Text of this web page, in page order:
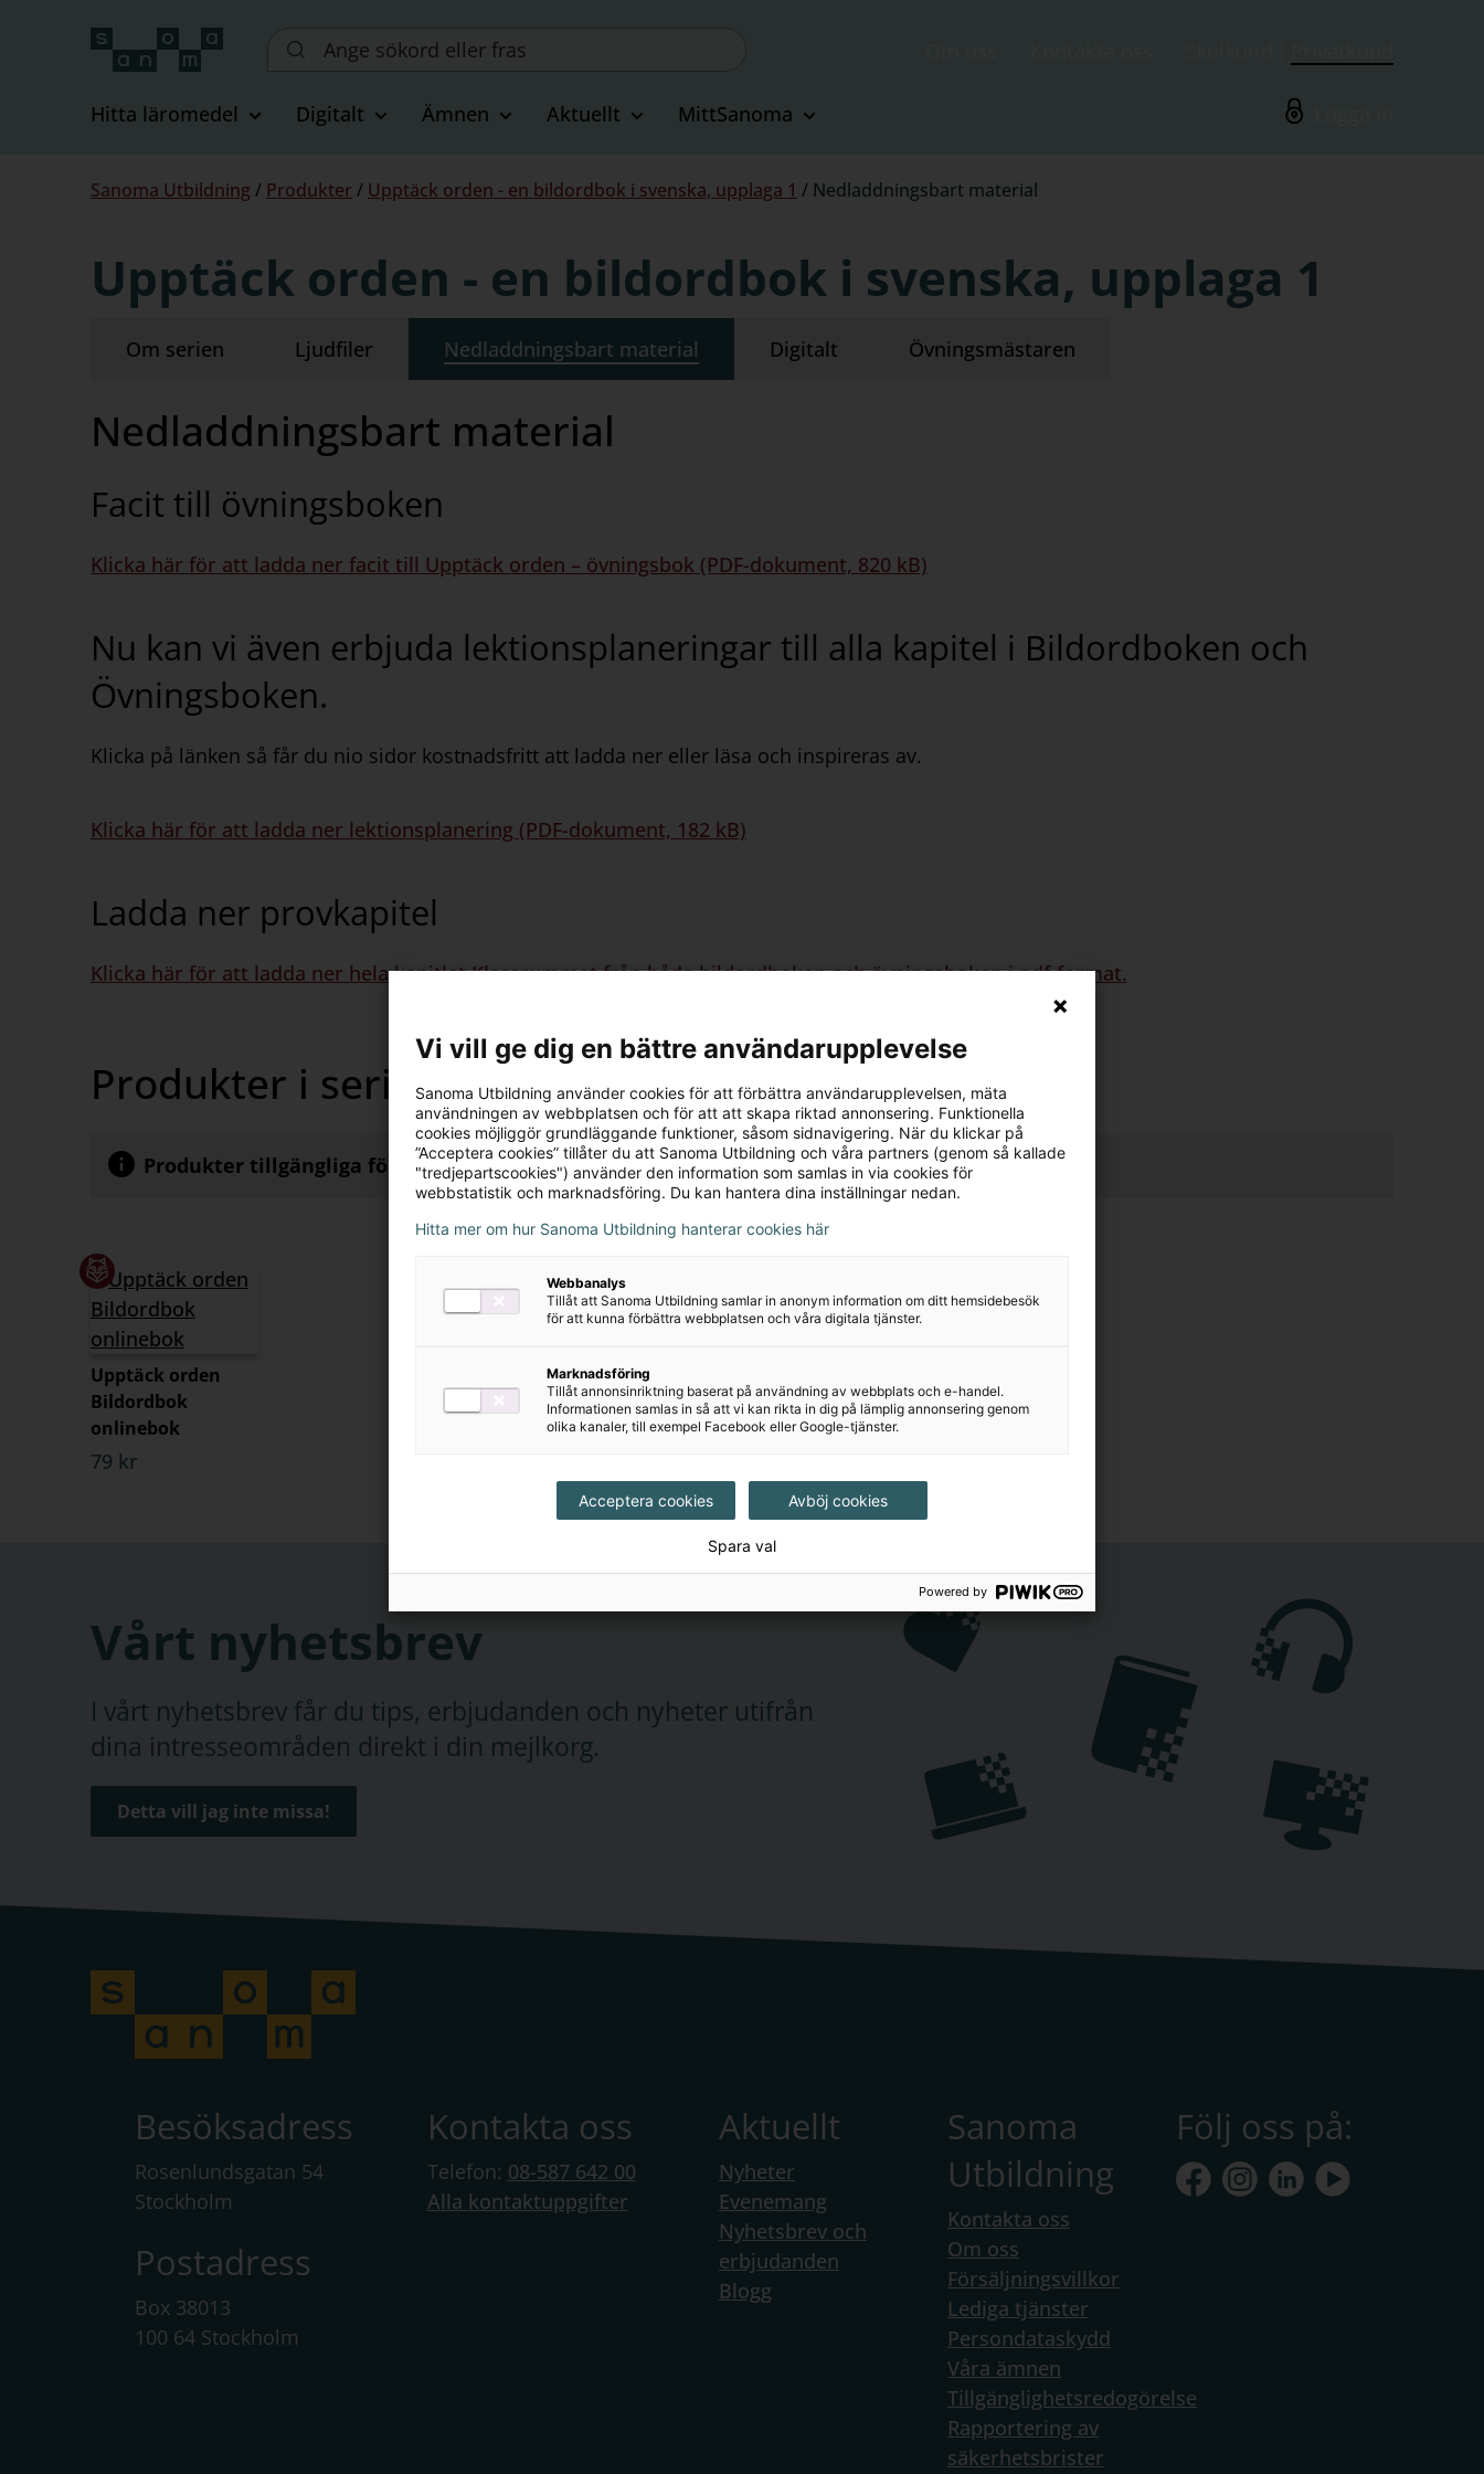
Sök
webbplatsen::
Hitta läromedel Digitalt Ämnen Aktuellt MittSanoma
Du
Sanoma Utbildning / Produkter / Upptäck orden - en bildordbok i svenska, upplaga 1 / Nedladdningsbart material
Upptäck orden - en bildordbok i svenska, upplaga 1
Om serien Ljudfiler Nedladdningsbart material Digitalt Övningsmästaren
Nedladdningsbart material
Facit till övningsboken
Klicka här för att ladda ner facit till Upptäck orden – övningsbok (PDF-dokument, 820 kB)
Nu kan vi även erbjuda lektionsplaneringar till alla kapitel i Bildordboken och
Övningsboken.
Klicka på länken så får du nio sidor kostnadsfritt att ladda ner eller läsa och inspireras av.
Klicka här för att ladda ner lektionsplanering (PDF-dokument, 182 kB)
Ladda ner provkapitel
Klicka här för att ladda ner hela kapitlet Klassrummet från både bildordboken och övningsboken i pdf-format.
Produkter i serien
Produkter tillgängliga för köp av privatpersoner
Upptäck orden
Bildordbok
onlinebok
79 kr
Vårt nyhetsbrev
I vårt nyhetsbrev får du tips, erbjudanden och nyheter utifrån
dina intresseområden direkt i din mejlkorg.
Detta vill jag inte missa!
Besöksadress
Rosenlundsgatan 54
Stockholm
Postadress
Box 38013
100 64 Stockholm
Kontakta oss
Telefon: 08-587 642 00
Alla kontaktuppgifter
Aktuellt
Nyheter
Evenemang
Nyhetsbrev och
erbjudanden
Blogg
Sanoma
Utbildning
Kontakta oss
Om oss
Försäljningsvillkor
Lediga tjänster
Persondataskydd
Våra ämnen
Tillgänglighetsredogörelse
Rapportering av
säkerhetsbrister
Följ oss på:
Vi vill ge dig en bättre användarupplevelse
Sanoma Utbildning använder cookies för att förbättra användarupplevelsen, mäta
användningen av webbplatsen och för att att skapa riktad annonsering. Funktionella
cookies möjliggör grundläggande funktioner, såsom sidnavigering. När du klickar på
”Acceptera cookies” tillåter du att Sanoma Utbildning och våra partners (genom så kallade
"tredjepartscookies") använder den information som samlas in via cookies för
webbstatistik och marknadsföring. Du kan hantera dina inställningar nedan.
Hitta mer om hur Sanoma Utbildning hanterar cookies här
Webbanalys
Tillåt att Sanoma Utbildning samlar in anonym information om ditt hemsidebesök
för att kunna förbättra webbplatsen och våra digitala tjänster.
Marknadsföring
Tillåt annonsinriktning baserat på användning av webbplats och e-handel.
Informationen samlas in så att vi kan rikta in dig på lämplig annonsering genom
olika kanaler, till exempel Facebook eller Google-tjänster.
Acceptera cookies Avböj cookies
Spara val
Powered by